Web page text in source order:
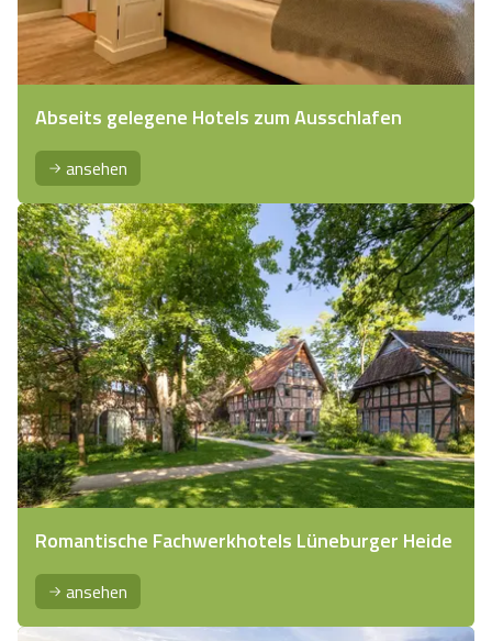
Abseits gelegene Hotels zum Ausschlafen
ansehen
Romantische Fachwerkhotels Lüneburger Heide
ansehen